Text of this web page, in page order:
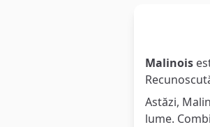
Malinois
Astăzi,
lume.